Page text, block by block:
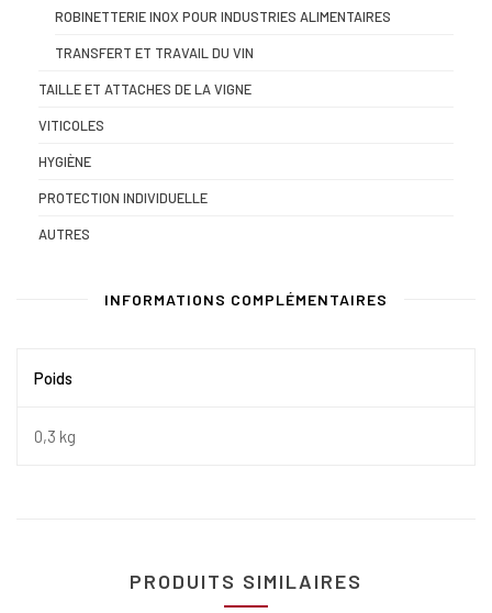
ROBINETTERIE INOX POUR INDUSTRIES ALIMENTAIRES
TRANSFERT ET TRAVAIL DU VIN
TAILLE ET ATTACHES DE LA VIGNE
VITICOLES
HYGIÈNE
PROTECTION INDIVIDUELLE
AUTRES
INFORMATIONS COMPLÉMENTAIRES
Poids
0,3 kg
PRODUITS SIMILAIRES